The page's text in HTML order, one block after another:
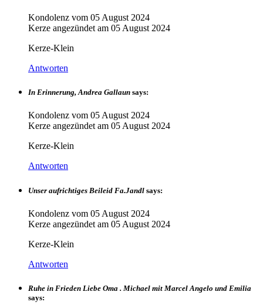
Kondolenz vom 05 August 2024
Kerze angezündet am 05 August 2024
Kerze-Klein
Antworten
In Erinnerung, Andrea Gallaun says:
Kondolenz vom 05 August 2024
Kerze angezündet am 05 August 2024
Kerze-Klein
Antworten
Unser aufrichtiges Beileid Fa.Jandl says:
Kondolenz vom 05 August 2024
Kerze angezündet am 05 August 2024
Kerze-Klein
Antworten
Ruhe in Frieden Liebe Oma . Michael mit Marcel Angelo und Emilia
says: